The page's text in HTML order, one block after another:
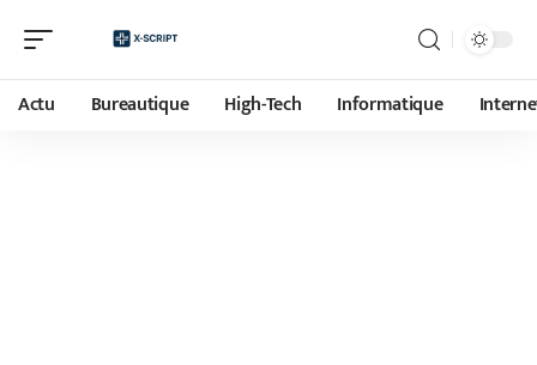
Actu Bureautique High-Tech Informatique